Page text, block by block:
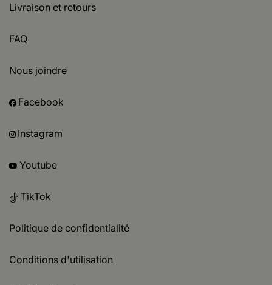
Livraison et retours
FAQ
Nous joindre
Facebook
Instagram
Youtube
TikTok
Politique de confidentialité
Conditions d'utilisation